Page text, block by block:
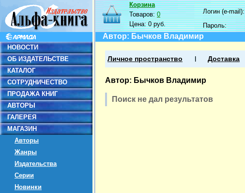
НОВОСТИ
ОБ ИЗДАТЕЛЬСТВЕ
КАТАЛОГ
СОТРУДНИЧЕСТВО
ПРОДАЖА КНИГ
АВТОРЫ
ГАЛЕРЕЯ
МАГАЗИН
Авторы
Жанры
Издательства
Серии
Новинки
Корзина
Товаров:0
Цена:0 руб.
Логин (e-mail):
Пароль:
Автор: Бычков Владимир
Личное пространство Доставка
Автор: Бычков Владимир
Поиск не дал результатов